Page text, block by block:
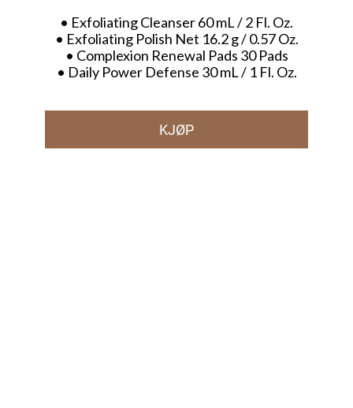
• Exfoliating Cleanser 60 mL / 2 Fl. Oz.
• Exfoliating Polish Net 16.2 g / 0.57 Oz.
• Complexion Renewal Pads 30 Pads
• Daily Power Defense 30 mL / 1 Fl. Oz.
KJØP